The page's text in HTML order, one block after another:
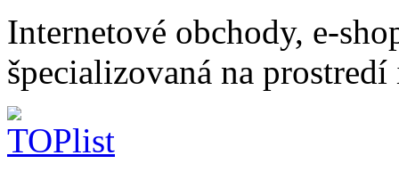
Internetové obchody, e-
špecializovaná na